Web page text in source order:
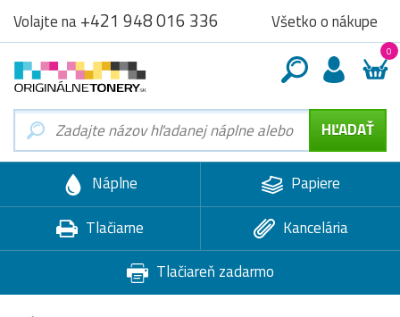
Volajte na+421 948 016 336 Všetko o nákupe
0
Náplne
Papiere
Tlačiarne
Kancelária
Tlačiareň zadarmo